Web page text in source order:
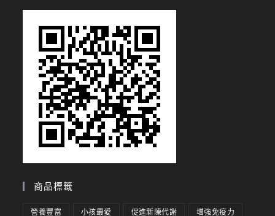
商品標籤
營養豐富 小孩最愛 促進新陳代謝 增強免疫力